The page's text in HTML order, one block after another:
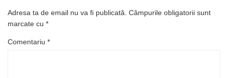
Adresa ta de email nu va fi publicată. Câmpurile obligatorii sunt
marcate cu *
Comentariu *